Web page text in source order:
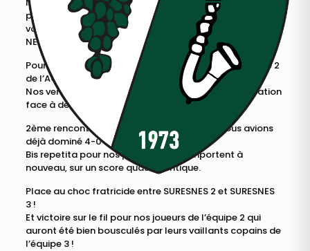
pelouses suresnoises, avec un petit tournoi face à nos
voisins de Boulogne (ACBB) et de Neuilly (PARIS-
NEUILLY).
Pour commencer la matinée, nous affrontons l’équipe 2
de l’ACBB.
Nos verts et noirs s’imposent avec sérieux et application
face à de solides boulonnais.
2ème rencontre contre PARIS-NEUILLY que nous avions
déjà dominé 4-0 en début de saison.
Bis repetita pour nos poussins qui l’emportent à
nouveau, sur un score quasi-identique.
Place au choc fratricide entre SURESNES 2 et SURESNES
3 !
Et victoire sur le fil pour nos joueurs de l’équipe 2 qui
auront été bien bousculés par leurs vaillants copains de
l’équipe 3 !